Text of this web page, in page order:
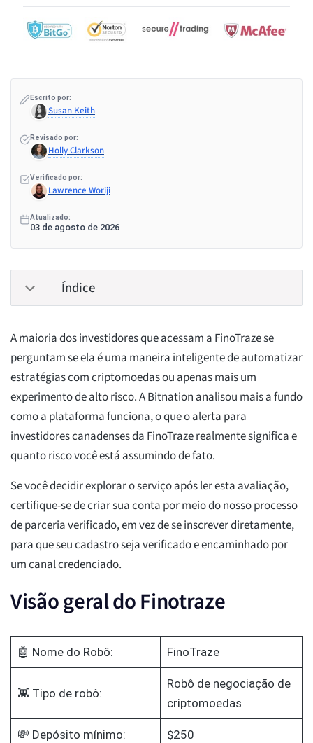
Escrito por:
Susan Keith
Revisado por:
Holly Clarkson
Verificado por:
Lawrence Woriji
Atualizado:
03 de agosto de 2026
Índice
A maioria dos investidores que acessam a FinoTraze se
perguntam se ela é uma maneira inteligente de automatizar
estratégias com criptomoedas ou apenas mais um
experimento de alto risco. A Bitnation analisou mais a fundo
como a plataforma funciona, o que o alerta para
investidores canadenses da FinoTraze realmente significa e
quanto risco você está assumindo de fato.
Se você decidir explorar o serviço após ler esta avaliação,
certifique-se de criar sua conta por meio do nosso processo
de parceria verificado, em vez de se inscrever diretamente,
para que seu cadastro seja verificado e encaminhado por
um canal credenciado.
Visão geral do Finotraze
🤖 Nome do Robô: FinoTraze
👾 Tipo de robô:
Robô de negociação de
criptomoedas
💸 Depósito mínimo: $250